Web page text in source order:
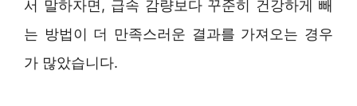
서 말하자면, 급속 감량보다 꾸준히 건강하게 빼
는 방법이 더 만족스러운 결과를 가져오는 경우
가 많았습니다.